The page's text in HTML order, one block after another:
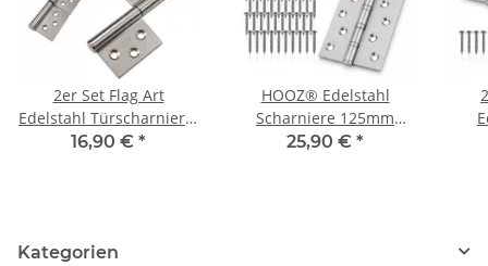
2er Set Flag Art
Edelstahl Türscharnier 8
cm
16,90 € *
HOOZ® Edelstahl
Scharniere 125mm
Schwerlast
25,90 € *
Kategorien